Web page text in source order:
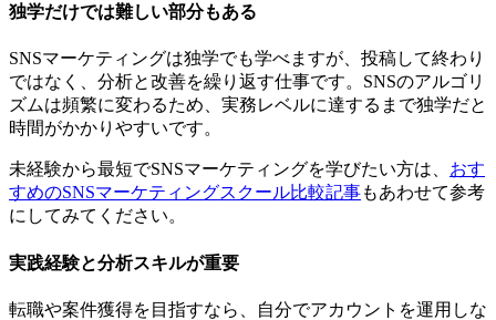
独学だけでは難しい部分もある
SNSマーケティングは独学でも学べますが、投稿して終わり
ではなく、分析と改善を繰り返す仕事です。SNSのアルゴリ
ズムは頻繁に変わるため、実務レベルに達するまで独学だと
時間がかかりやすいです。
未経験から最短でSNSマーケティングを学びたい方は、 おす
すめのSNSマーケティングスクール比較記事もあわせて参考
にしてみてください。
実践経験と分析スキルが重要
転職や案件獲得を目指すなら、自分でアカウントを運用しな